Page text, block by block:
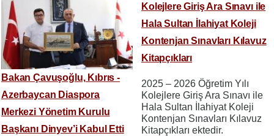
Bakan Çavuşoğlu, Kıbrıs -
Azerbaycan Diaspora
Merkezi Yönetim Kurulu
Başkanı Dinyev’i Kabul Etti
Kolejlere Giriş Ara Sınavı ile
Hala Sultan İlahiyat Koleji
Kontenjan Sınavları Kılavuz
Kitapçıkları
2025 – 2026 Öğretim Yılı
Kolejlere Giriş Ara Sınavı ile
Hala Sultan İlahiyat Koleji
Kontenjan Sınavları Kılavuz
Kitapçıkları ektedir.